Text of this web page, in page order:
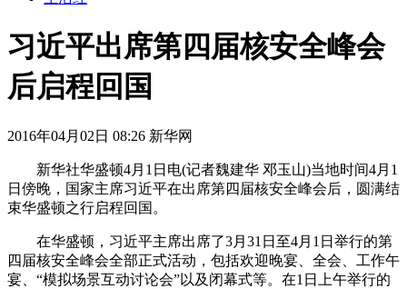
习近平出席第四届核安全峰会
后启程回国
2016年04月02日 08:26 新华网
新华社华盛顿4月1日电(记者魏建华 邓玉山)当地时间4月1
日傍晚，国家主席习近平在出席第四届核安全峰会后，圆满结
束华盛顿之行启程回国。
在华盛顿，习近平主席出席了3月31日至4月1日举行的第
四届核安全峰会全部正式活动，包括欢迎晚宴、全会、工作午
宴、“模拟场景互动讨论会”以及闭幕式等。在1日上午举行的